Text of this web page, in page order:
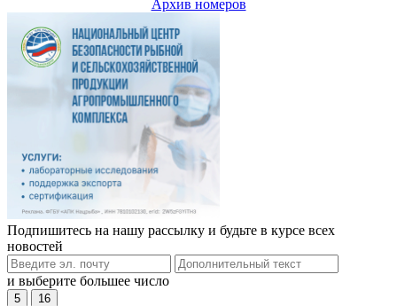
Архив номеров
Подпишитесь на нашу рассылку и будьте в курсе всех
новостей
и выберите большее число
5 16